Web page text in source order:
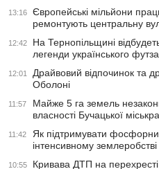
13:16
Європейські мільйони
ремонтують центральну
12:42
На Тернопільщині
легенди українського
12:01
Драйвовий відпочинок та
Оболоні
11:57
Майже 5 га земель
власності Бучацької
11:42
Як підтримувати
інтенсивному землеробстві
10:55
Кривава ДТП на